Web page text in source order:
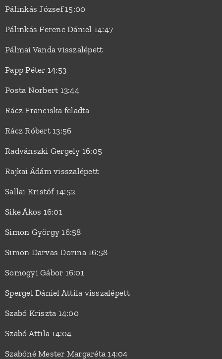
Pálinkás József 15:00
Pálinkás Ferenc Dániel 14:47
Pálmai Vanda visszalépett
Papp Péter 14:53
Posta Norbert 13:44
Rácz Franciska feladta
Rácz Róbert 13:56
Radvánszki Gergely 16:05
Rajkai Ádám visszalépett
Sallai Kristóf 14:52
Sike Ákos 16:01
Simon György 16:58
Simon Darvas Dorina 16:58
Somogyi Gábor 16:01
Spergel Dániel Attila visszalépett
Szabó Kriszta 14:00
Szabó Attila 14:04
Szabóné Mester Margaréta 14:04